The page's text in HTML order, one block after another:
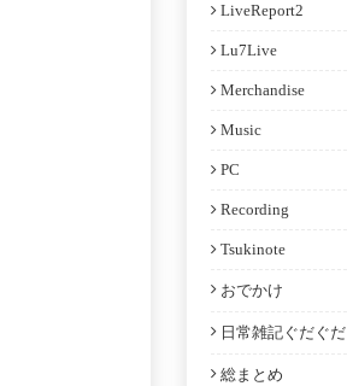
LiveReport2
Lu7Live
Merchandise
Music
PC
Recording
Tsukinote
おでかけ
日常雑記ぐだぐだ
総まとめ